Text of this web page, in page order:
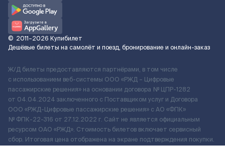
© 2011–2026 Купибилет
Дешёвые билеты на самолёт и поезд, бронирование и онлайн-заказ
Ж/Д билеты предоставляются партнёрами, в том числе
с использованием веб-системы ООО «РЖД – Цифровые
пассажирские решения» на основании договора № ЦПР-1282
от 04.04.2024 заключенного с Поставщиком услуг и Договора
ООО «РЖД-Цифровые пассажирские решения» c АО «ФПК»
№ ФПК-22-316 от 27.12.2022 г. Сайт не является официальным
ресурсом ОАО «РЖД». Стоимость билетов включает сервисный
сбор. Итоговая цена отображена на экране подтверждения покупки.